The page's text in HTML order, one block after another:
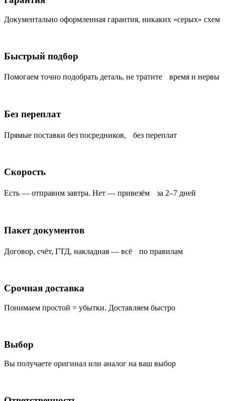
Документально оформленная гарантия, никаких «серых» схем
Быстрый подбор
Помогаем точно подобрать деталь, не тратите время и нервы
Без переплат
Прямые поставки без посредников, без переплат
Скорость
Есть — отправим завтра. Нет — привезём за 2–7 дней
Пакет документов
Договор, счёт, ГТД, накладная — всё по правилам
Срочная доставка
Понимаем простой = убытки. Доставляем быстро
Выбор
Вы получаете оригинал или аналог на ваш выбор